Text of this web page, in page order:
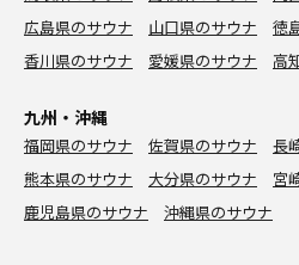
広島県のサウナ
山口県のサウナ
徳
香川県のサウナ
愛媛県のサウナ 高
九州・沖縄
福岡県のサウナ 佐賀県のサウナ
長
熊本県のサウナ
大分県のサウナ
宮
鹿児島県のサウナ
沖縄県のサウナ